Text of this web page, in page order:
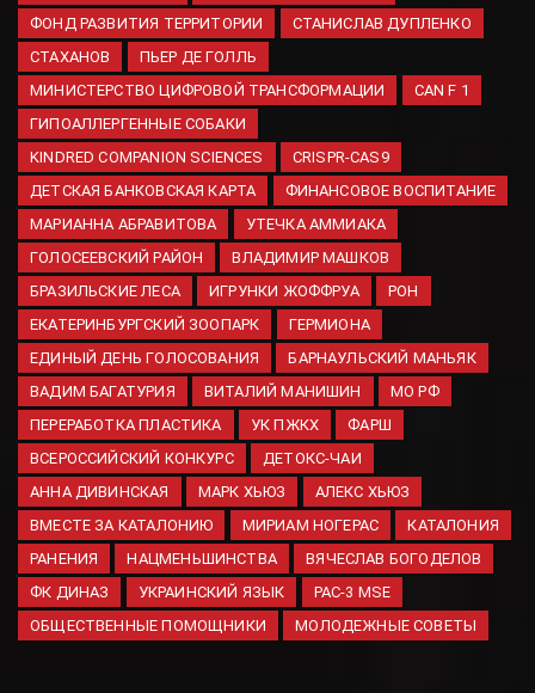
Владимир Путин СВО
зонасында группировкалар
җитәкчеләрен алыштырган
05.08.2026
Яна Лантратова: Молодежные
советы появятся во всех
регионах РФ
05.08.2026
Теперь это закон. Сроки
гаражной амнистии
официально изменились
05.08.2026
ФОНД РАЗВИТИЯ ТЕРРИТОРИИ
СТАНИСЛАВ ДУПЛЕНКО
СТАХАНОВ
ПЬЕР ДЕ ГОЛЛЬ
МИНИСТЕРСТВО ЦИФРОВОЙ ТРАНСФОРМАЦИИ
CAN F 1
ГИПОАЛЛЕРГЕННЫЕ СОБАКИ
KINDRED COMPANION SCIENCES
CRISPR-CAS9
ДЕТСКАЯ БАНКОВСКАЯ КАРТА
ФИНАНСОВОЕ ВОСПИТАНИЕ
МАРИАННА АБРАВИТОВА
УТЕЧКА АММИАКА
ГОЛОСЕЕВСКИЙ РАЙОН
ВЛАДИМИР МАШКОВ
БРАЗИЛЬСКИЕ ЛЕСА
ИГРУНКИ ЖОФФРУА
РОН
ЕКАТЕРИНБУРГСКИЙ ЗООПАРК
ГЕРМИОНА
ЕДИНЫЙ ДЕНЬ ГОЛОСОВАНИЯ
БАРНАУЛЬСКИЙ МАНЬЯК
ВАДИМ БАГАТУРИЯ
ВИТАЛИЙ МАНИШИН
МО РФ
ПЕРЕРАБОТКА ПЛАСТИКА
УК ПЖКХ
ФАРШ
ВСЕРОССИЙСКИЙ КОНКУРС
ДЕТОКС-ЧАИ
АННА ДИВИНСКАЯ
МАРК ХЬЮЗ
АЛЕКС ХЬЮЗ
ВМЕСТЕ ЗА КАТАЛОНИЮ
МИРИАМ НОГЕРАС
КАТАЛОНИЯ
РАНЕНИЯ
НАЦМЕНЬШИНСТВА
ВЯЧЕСЛАВ БОГОДЕЛОВ
ФК ДИНАЗ
УКРАИНСКИЙ ЯЗЫК
PAC-3 MSE
ОБЩЕСТВЕННЫЕ ПОМОЩНИКИ
МОЛОДЕЖНЫЕ СОВЕТЫ